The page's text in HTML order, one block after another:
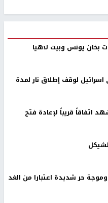
بخان يونس وبيت لاهيا
لوقف إطلاق نار لمدة
اتفاقاً قريباً لإعادة فتح
حر شديدة اعتبارا من الغد